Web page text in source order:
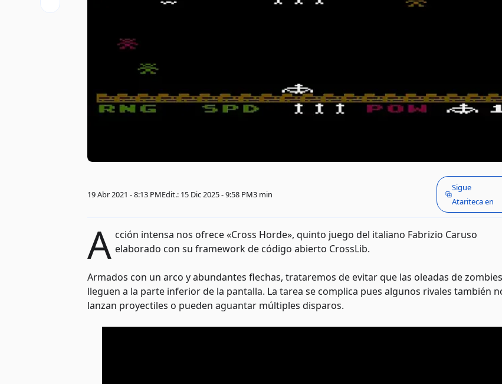
19 Abr 2021 - 8:13 PMEdit.: 15 Dic 2025 - 9:58 PM3 min
Sigue
Atariteca en
A cción intensa nos ofrece «Cross Horde», quinto juego del italiano Fabrizio Caruso
elaborado con su framework de código abierto CrossLib.
Armados con un arco y abundantes flechas, trataremos de evitar que las oleadas de zombies
lleguen a la parte inferior de la pantalla. La tarea se complica pues algunos rivales también
lanzan proyectiles o pueden aguantar múltiples disparos.